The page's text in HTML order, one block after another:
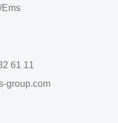
Ems
61 11
group.com